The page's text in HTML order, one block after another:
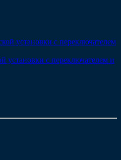
установки с переключателем и